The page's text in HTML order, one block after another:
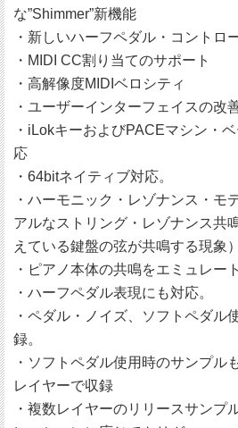
な”Shimmer”新機能
・新しいハーフペダル・コントロ
・MIDI CC割り当てのサポート
・高解像度MIDIベロシティ
・ユーザーインターフェイスの改
・iLokキーおよびPACEマシン・
応
・64bitネイティブ対応。
・ハーモニック・レゾナンス・モ
アルなストリング・レゾナンス共
えている鍵盤の弦が共鳴する現象）
・ピアノ本体の共鳴をエミュレー
・ハーフペダル表現にも対応。
・ペダル・ノイズ、ソフトペダル
録。
・ソフトペダル使用時のサンプル
レイヤーで収録
・複数レイヤーのリリースサンプ